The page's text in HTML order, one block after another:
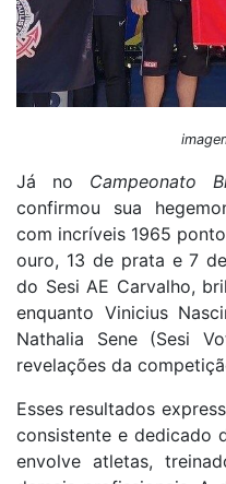
Já no Campeonato
confirmou sua
com incríveis 1965
ouro, 13 de prata e 7
do Sesi AE Carvalho,
enquanto Vinicius
Nathalia Sene (Sesi
revelações da
Esses resultados
consistente e dedicado
envolve atletas,